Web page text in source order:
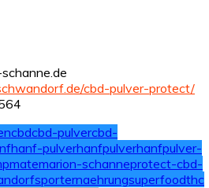
cbd-pulver-protect/
cbdcbd-pulvercbd-
hanf-pulverhanfpulverhanfpulver-
marion-schanneprotect-cbd-
sporternaehrungsuperfoodthc